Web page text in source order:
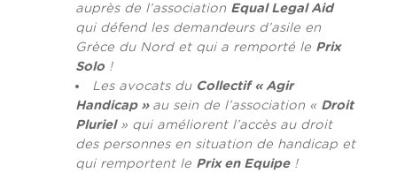
auprès de l’association Equal Legal Aid
qui défend les demandeurs d’asile en
Grèce du Nord et qui a remporté le Prix
Solo !
Les avocats du Collectif « Agir
Handicap » au sein de l’association « Droit
Pluriel» qui améliorent l’accès au droit
des personnes en situation de handicap et
qui remportent le Prix en Equipe!